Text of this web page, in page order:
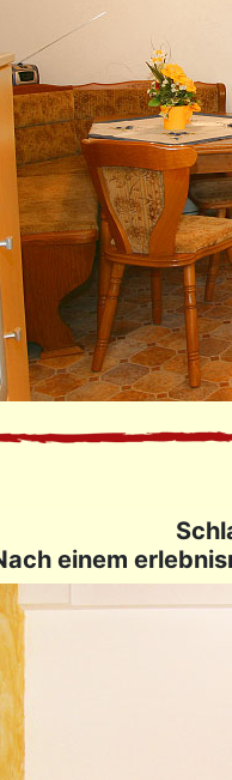
einem